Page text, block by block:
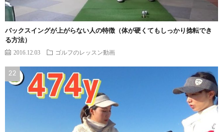
バックスイングが上がらない人の特徴（体が硬くてもしっかり捻転でき
る方法）
2016.12.03 ゴルフのレッスン動画